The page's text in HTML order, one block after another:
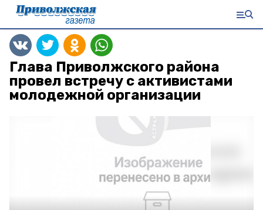
Глава Приволжского района
провел встречу с активистами
молодежной организации